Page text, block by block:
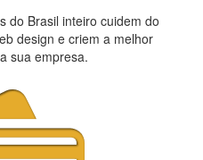
do Brasil inteiro cuidem do
design e criem a melhor
sua empresa.